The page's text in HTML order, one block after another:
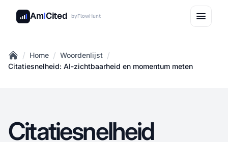
AmICited byFlowHunt
Home
/ Home / Woordenlijst /
Citatiesnelheid: AI-zichtbaarheid en momentum meten
Citatiesnelheid